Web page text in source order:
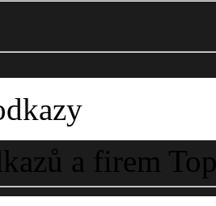
a firem